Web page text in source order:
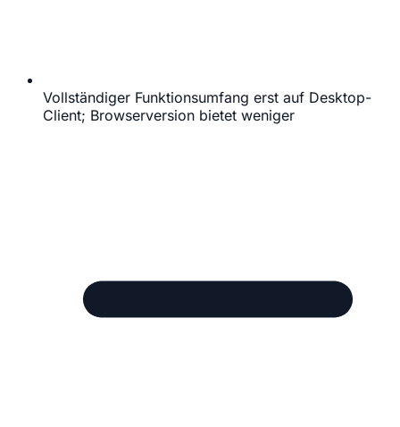
Vollständiger Funktionsumfang erst auf Desktop-
Client; Browserversion bietet weniger